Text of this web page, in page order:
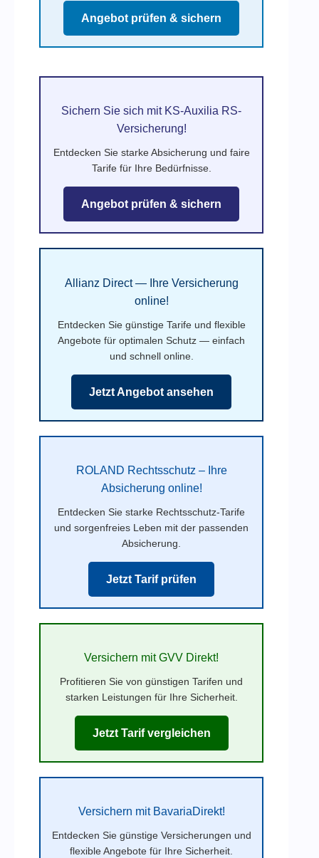
Angebot prüfen & sichern
Sichern Sie sich mit KS-Auxilia RS-
Versicherung!
Entdecken Sie starke Absicherung und faire
Tarife für Ihre Bedürfnisse.
Angebot prüfen & sichern
Allianz Direct — Ihre Versicherung
online!
Entdecken Sie günstige Tarife und flexible
Angebote für optimalen Schutz — einfach
und schnell online.
Jetzt Angebot ansehen
ROLAND Rechtsschutz – Ihre
Absicherung online!
Entdecken Sie starke Rechtsschutz-Tarife
und sorgenfreies Leben mit der passenden
Absicherung.
Jetzt Tarif prüfen
Versichern mit GVV Direkt!
Profitieren Sie von günstigen Tarifen und
starken Leistungen für Ihre Sicherheit.
Jetzt Tarif vergleichen
Versichern mit BavariaDirekt!
Entdecken Sie günstige Versicherungen und
flexible Angebote für Ihre Sicherheit.